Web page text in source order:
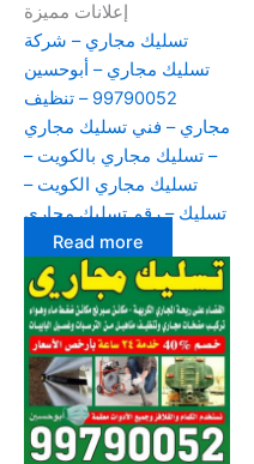
إعلانات مميزة
تسليك مجاري – شركة
تسليك مجاري – أبوحسين
99790052 – تنظيف
مجاري – فني تسليك مجاري
– تسليك مجاري بالكويت –
تسليك مجاري الكويت –
تسليك – رقم تسليك مجاري
Read more